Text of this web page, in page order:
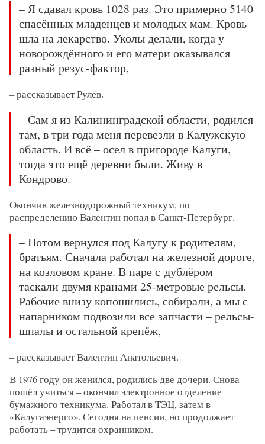
– Я сдавал кровь 1028 раз. Это примерно 5140
спасённых младенцев и молодых мам. Кровь
шла на лекарство. Уколы делали, когда у
новорождённого и его матери оказывался
разный резус-фактор,
– рассказывает Рулёв.
– Сам я из Калининградской области, родился
там, в три года меня перевезли в Калужскую
область. И всё – осел в пригороде Калуги,
тогда это ещё деревни были. Живу в
Кондрово.
Окончив железнодорожный техникум, по
распределению Валентин попал в Санкт-Петербург.
– Потом вернулся под Калугу к родителям,
братьям. Сначала работал на железной дороге,
на козловом кране. В паре с дублёром
таскали двумя кранами 25-метровые рельсы.
Рабочие внизу копошились, собирали, а мы с
напарником подвозили все запчасти – рельсы-
шпалы и остальной крепёж,
– рассказывает Валентин Анатольевич.
В 1976 году он женился, родились две дочери. Снова
пошёл учиться – окончил электронное отделение
бумажного техникума. Работал в ТЭЦ, затем в
«Калугаэнерго». Сегодня на пенсии, но продолжает
работать – трудится охранником.